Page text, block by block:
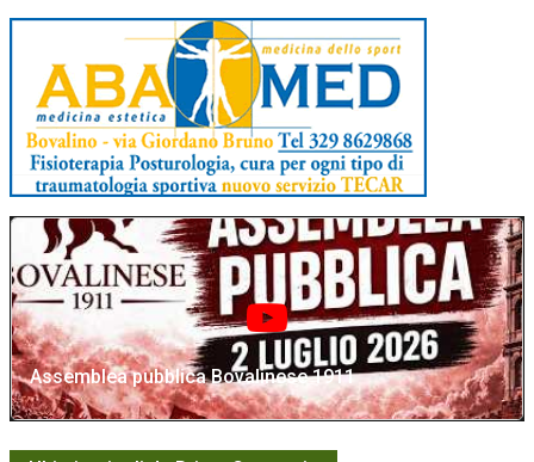
Assemblea pubblica Bovalinese 1911